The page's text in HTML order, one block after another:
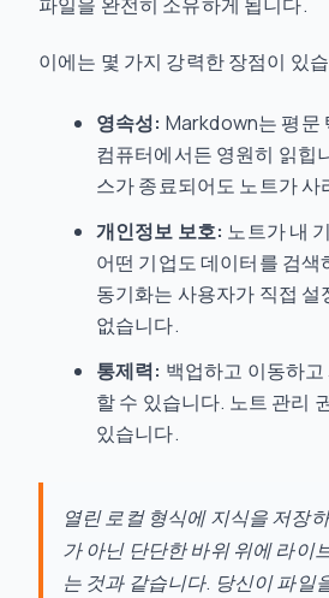
파일을 완전히 소유하게 됩니다.
이에는 몇 가지 강력한 장점이 있
영속성: Markdown는 평문
컴퓨터에서든 영원히 읽힙
스가 종료되어도 노트가
개인정보 보호: 노트가 내
어떤 기업도 데이터를 검색
동기화는 사용자가 직접 설
없습니다.
통제력: 백업하고 이동하
할 수 있습니다. 노트 관리
있습니다.
열린 로컬 형식에 지식을 저장
가 아닌 단단한 바위 위에 라이
는 것과 같습니다. 당신이 파일